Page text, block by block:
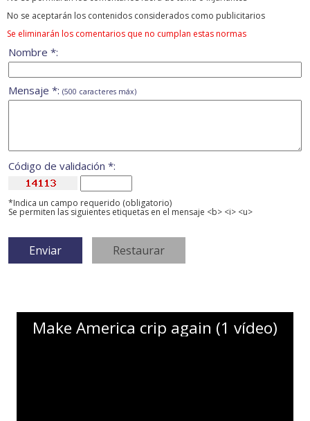
No se aceptarán los contenidos considerados como publicitarios
Se eliminarán los comentarios que no cumplan estas normas
Nombre *:
Mensaje *: (500 caracteres máx)
Código de validación *:
*Indica un campo requerido (obligatorio)
Se permiten las siguientes etiquetas en el mensaje <b> <i> <u>
Make America crip again (1 vídeo)